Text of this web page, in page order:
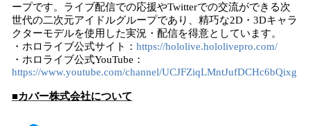
ープです。ライブ配信での応援やTwitterでの交流ができる次
世代の二次元アイドルグループであり、精巧な2D・3Dキャラ
クターモデルを使用した実況・配信を得意としています。
・ホロライブ公式サイト： https://hololive.hololivepro.com/
・ホロライブ公式YouTube：
https://www.youtube.com/channel/UCJFZiqLMntJufDCHc6bQixg
■カバー株式会社について